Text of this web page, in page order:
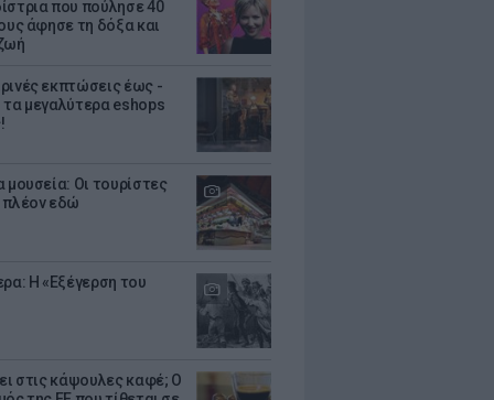
που πούλησε 40
άφησε τη δόξα και
εκπτώσεις έως -
τα μεγαλύτερα eshops
μουσεία: Οι τουρίστες
πλέον εδώ
Η «Εξέγερση του
στις κάψουλες καφέ; Ο